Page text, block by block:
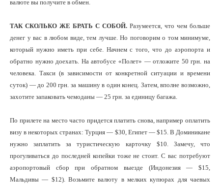
валюте вы получите в обмен.
ТАК СКОЛЬКО ЖЕ БРАТЬ С СОБОЙ. Разумеется, что чем больше
денег у вас в любом виде, тем лучше. Но поговорим о том минимуме,
который нужно иметь при себе. Начнем с того, что до аэропорта и
обратно нужно доехать. На автобусе «Полет» — отложите 50 грн. на
человека. Такси (в зависимости от конкретной ситуации и времени
суток) — до 200 грн. за машину в один конец. Затем, вполне возможно,
захотите запаковать чемоданы — 25 грн. за единицу багажа.
По прилете на место часто придется платить снова, например оплатить
визу в некоторых странах: Турция — $30, Египет — $15. В Доминикане
нужно заплатить за туристическую карточку $10. Замечу, что
прогуливаться до последней копейки тоже не стоит. С вас потребуют
аэропортовый сбор при обратном выезде (Индонезия — $15,
Мальдивы — $12). Возьмите валюту в мелких купюрах для чаевых